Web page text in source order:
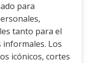
para
tanto para el
informales. Los
icónicos, cortes